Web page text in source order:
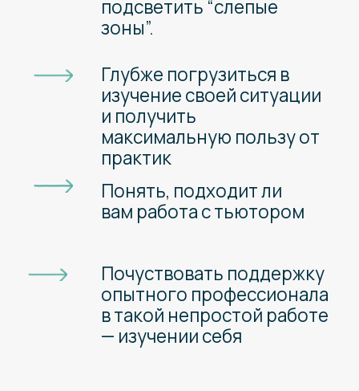
Нашим тьюторам
Работают
с супервизором
За качеством работы
следит опытный наставник
в нашей школе
в их подготовке и знаниях